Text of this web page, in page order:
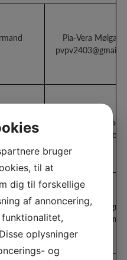
Pia-Vera
Irene Egeskov
Anne Krik Algren
bruger
til at
dig til forskellige
af annoncering,
oplysninger
og